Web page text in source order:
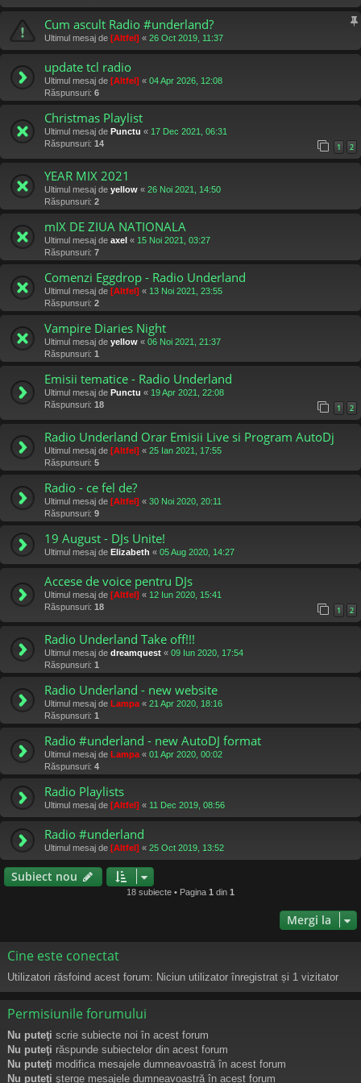
Cum ascult Radio #underland?
Ultimul mesaj de [Altfel] « 26 Oct 2019, 11:37
update tcl radio
Ultimul mesaj de [Altfel] « 04 Apr 2026, 12:08
Răspunsuri: 6
Christmas Playlist
Ultimul mesaj de Punctu « 17 Dec 2021, 06:31
Răspunsuri: 14 1 2
YEAR MIX 2021
Ultimul mesaj de yellow « 26 Noi 2021, 14:50
Răspunsuri: 2
mIX DE ZIUA NATIONALA
Ultimul mesaj de axel « 15 Noi 2021, 03:27
Răspunsuri: 7
Comenzi Eggdrop - Radio Underland
Ultimul mesaj de [Altfel] « 13 Noi 2021, 23:55
Răspunsuri: 2
Vampire Diaries Night
Ultimul mesaj de yellow « 06 Noi 2021, 21:37
Răspunsuri: 1
Emisii tematice - Radio Underland
Ultimul mesaj de Punctu « 19 Apr 2021, 22:08
Răspunsuri: 18 1 2
Radio Underland Orar Emisii Live si Program AutoDj
Ultimul mesaj de [Altfel] « 25 Ian 2021, 17:55
Răspunsuri: 5
Radio - ce fel de?
Ultimul mesaj de [Altfel] « 30 Noi 2020, 20:11
Răspunsuri: 9
19 August - DJs Unite!
Ultimul mesaj de Elizabeth « 05 Aug 2020, 14:27
Accese de voice pentru DJs
Ultimul mesaj de [Altfel] « 12 Iun 2020, 15:41
Răspunsuri: 18 1 2
Radio Underland Take off!!!
Ultimul mesaj de dreamquest « 09 Iun 2020, 17:54
Răspunsuri: 1
Radio Underland - new website
Ultimul mesaj de Lampa « 21 Apr 2020, 18:16
Răspunsuri: 1
Radio #underland - new AutoDJ format
Ultimul mesaj de Lampa « 01 Apr 2020, 00:02
Răspunsuri: 4
Radio Playlists
Ultimul mesaj de [Altfel] « 11 Dec 2019, 08:56
Radio #underland
Ultimul mesaj de [Altfel] « 25 Oct 2019, 13:52
Subiect nou
18 subiecte • Pagina 1 din 1
Mergi la
Cine este conectat
Utilizatori răsfoind acest forum: Niciun utilizator înregistrat și 1 vizitator
Permisiunile forumului
Nu puteţi scrie subiecte noi în acest forum
Nu puteţi răspunde subiectelor din acest forum
Nu puteţi modifica mesajele dumneavoastră în acest forum
Nu puteţi şterge mesajele dumneavoastră în acest forum